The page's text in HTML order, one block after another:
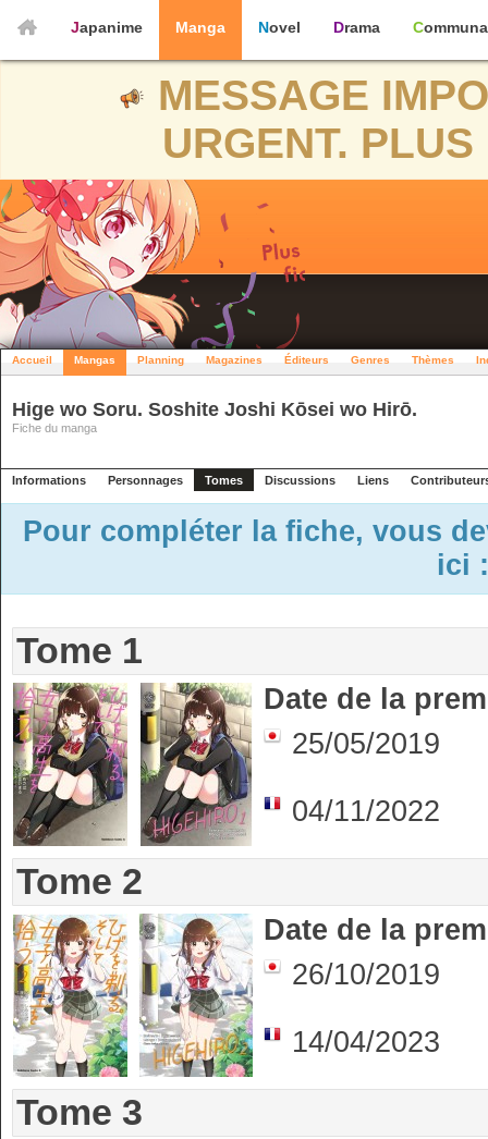
Japanime Manga Novel Drama
MESSAGE
URGENT.
Accueil Mangas Planning Magazines Éditeurs Genres Thèmes
Hige wo Soru. Soshite Joshi Kōsei wo Hirō.
Fiche du manga
Informations Personnages Tomes Discussions Liens
Pour compléter la fiche, vous
ici
Tome 1
Date de la
25/05/2019
04/11/2022
Tome 2
Date de la
26/10/2019
14/04/2023
Tome 3